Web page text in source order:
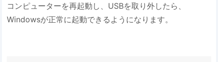
コンピューターを再起動し、USBを取り外したら、
Windowsが正常に起動できるようになります。